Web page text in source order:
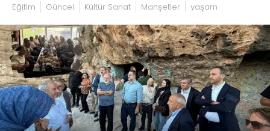
Eğitim Güncel Kültür Sanat Manşetler yaşam